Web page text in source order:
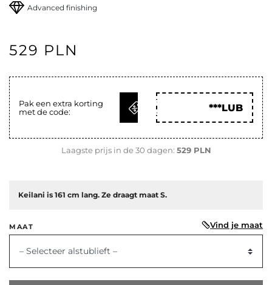
Advanced finishing
529 PLN
Pak een extra korting
met de code:
KRIJG
CODE
***LUB
Laagste prijs in de 30 dagen: 529 PLN
Keilani is 161 cm lang. Ze draagt maat S.
MAAT Vind je maat
– Selecteer alstublieft –